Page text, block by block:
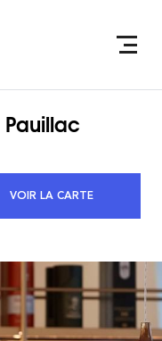
Pauillac
VOIR LA CARTE